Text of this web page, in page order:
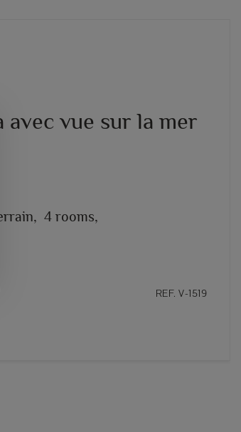
avec vue sur la mer
4 rooms,
REF. V-1519